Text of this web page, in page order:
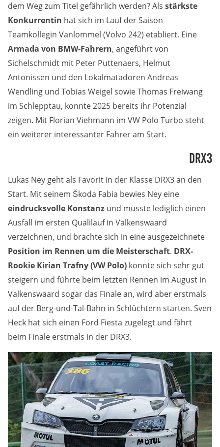
dem Weg zum Titel gefährlich werden? Als stärkste
Konkurrentin hat sich im Lauf der Saison
Teamkollegin Vanlommel (Volvo 242) etabliert. Eine
Armada von BMW-Fahrern, angeführt von
Sichelschmidt mit Peter Puttenaers, Helmut
Antonissen und den Lokalmatadoren Andreas
Wendling und Tobias Weigel sowie Thomas Freiwang
im Schlepptau, konnte 2025 bereits ihr Potenzial
zeigen. Mit Florian Viehmann im VW Polo Turbo steht
ein weiterer interessanter Fahrer am Start.
DRX3
Lukas Ney geht als Favorit in der Klasse DRX3 an den
Start. Mit seinem Škoda Fabia bewies Ney eine
eindrucksvolle Konstanz und musste lediglich einen
Ausfall im ersten Qualilauf in Valkenswaard
verzeichnen, und brachte sich in eine ausgezeichnete
Position im Rennen um die Meisterschaft. DRX-
Rookie Kirian Trafny (VW Polo) konnte sich sehr gut
steigern und führte beim letzten Rennen im August in
Valkenswaard sogar das Finale an, wird aber erstmals
auf der Berg-und-Tal-Bahn in Schlüchtern starten. Sven
Heck hat sich einen Ford Fiesta zugelegt und fährt
beim Finale erstmals in der DRX3.
Marketing-Cookies werden von Drittanbietern verwendet,
um personalisierte Werbung anzuzeigen. Dazu verfolgen
sie die Aktivitäten der Besucher über verschiedene
Websites hinweg.
Google Ads
_gcl_aw, _gcl_gs, _gclid, _gcl_au, FPGCLAW, FPAU
Anbieter:
Google LLC
Online-Werbemaßnahmen auf anderen Seiten zu
messen und damit eine optimale Verteilung unseres
Werbebudgets zu gewährleisten.
Cookie Laufzeit:
90 Tage